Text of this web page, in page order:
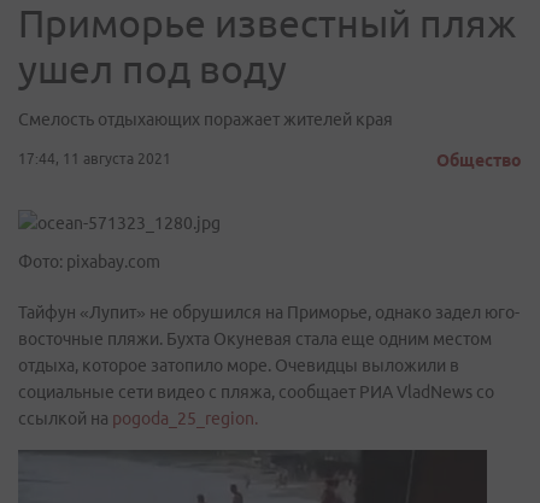
Приморье известный пляж
ушел под воду
Смелость отдыхающих поражает жителей края
17:44, 11 августа 2021 Общество
Фото: pixabay.com
Тайфун «Лупит» не обрушился на Приморье, однако задел юго-
восточные пляжи. Бухта Окуневая стала еще одним местом
отдыха, которое затопило море. Очевидцы выложили в
социальные сети видео с пляжа, сообщает РИА VladNews со
ссылкой на pogoda_25_region.